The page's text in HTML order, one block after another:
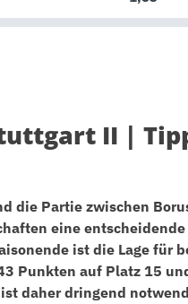
II |
die Partie zwischen
eine
ist die Lage für
Punkten auf Platz 15
daher dringend